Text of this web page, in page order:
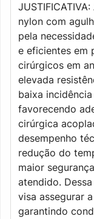
nylon com
pela
e eficientes em
cirúrgicos em
elevada
baixa
favorecendo
cirúrgica
desempenho
redução do
maior
atendido.
visa assegurar
garantindo